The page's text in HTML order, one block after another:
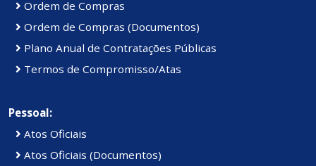
Ordem de Compras
Ordem de Compras (Documentos)
Plano Anual de Contratações Públicas
Termos de Compromisso/Atas
Pessoal:
Atos Oficiais
Atos Oficiais (Documentos)